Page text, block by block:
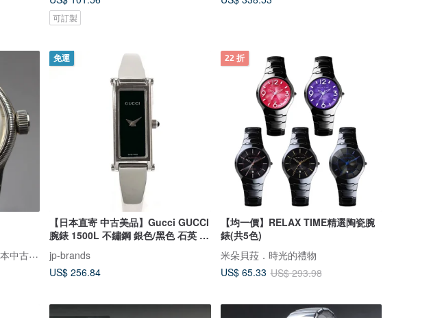
可訂製
Japan Vintage Watches｜日本中古名錶專賣店
免運
【日本直寄 中古美品】Gucci GUCCI
腕錶 1500L 不鏽鋼 銀色/黑色 石英 古
董 手鐲錶
jp-brands
US$ 256.84
22 折
【均一價】RELAX TIME精選陶瓷腕
錶(共5色)
米朵貝菈．時光的禮物
US$ 65.33 US$ 293.98